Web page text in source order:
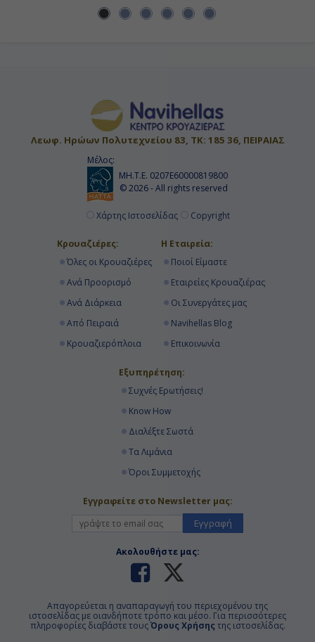
Λεωφ. Ηρώων Πολυτεχνείου 83, ΤΚ: 185 36, ΠΕΙΡΑΙΑΣ
Μέλος:
ΜΗ.Τ.Ε. 0207Ε60000819800
© 2026 - All rights reserved
Χάρτης Ιστοσελίδας Copyright
Κρουαζιέρες:
Όλες οι Κρουαζιέρες
Ανά Προορισμό
Ανά Διάρκεια
Από Πειραιά
Κρουαζιερόπλοια
Η Εταιρεία:
Ποιοί Είμαστε
Εταιρείες Κρουαζιέρας
Οι Συνεργάτες μας
Navihellas Blog
Επικοινωνία
Εξυπηρέτηση:
Συχνές Ερωτήσεις!
Know How
Διαλέξτε Σωστά
Τα Λιμάνια
Όροι Συμμετοχής
Εγγραφείτε στο Newsletter μας:
Εγγραφή
Ακολουθήστε μας:
Απαγορεύεται η αναπαραγωγή του περιεχομένου της
ιστοσελίδας με οιανδήποτε τρόπο και μέσο. Για περισσότερες
πληροφορίες διαβάστε τουςΌρους Χρήσης της ιστοσελίδας.